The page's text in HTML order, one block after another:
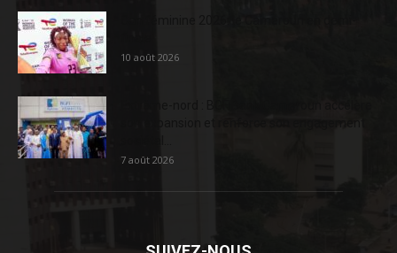
10 août 2026
7 août 2026